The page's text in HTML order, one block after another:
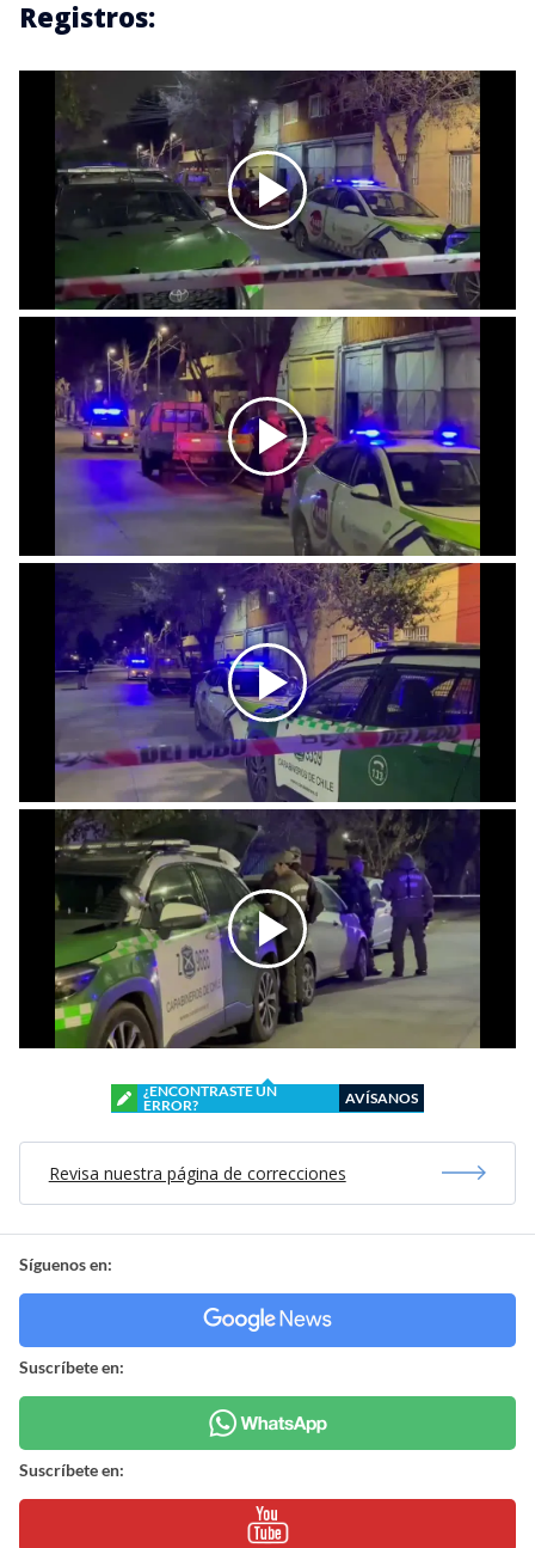
Registros:
¿ENCONTRASTE UN
ERROR?
AVÍSANOS
Revisa nuestra página de correcciones
Síguenos en:
Suscríbete en:
Suscríbete en: